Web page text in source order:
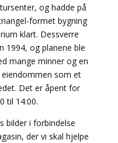
og hadde på
formet bygning
klart. Dessverre
1994, og planene ble
mange minner og en
som et
Det er åpent for
til 14:00.
bilder i forbindelse
der vi skal hjelpe